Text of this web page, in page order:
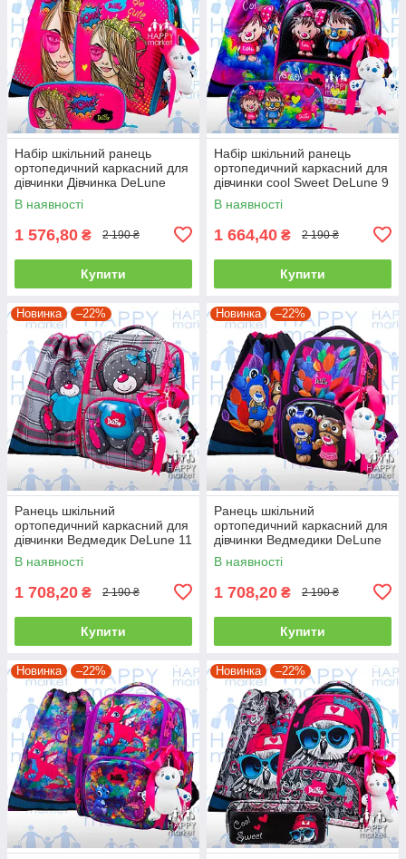
Набір шкільний ранець
ортопедичний каркасний для
дівчинки Дівчинка DeLune
7mini-022
В наявності
1 576,80 ₴ 2 190 ₴
Купити
Набір шкільний ранець
ортопедичний каркасний для
дівчинки cool Sweet DeLune 9
серія 9-125
В наявності
1 664,40 ₴ 2 190 ₴
Купити
Новинка –22%
Ранець шкільний
ортопедичний каркасний для
дівчинки Ведмедик DeLune 11
серія 11-026
В наявності
1 708,20 ₴ 2 190 ₴
Купити
Новинка –22%
Ранець шкільний
ортопедичний каркасний для
дівчинки Ведмедики DeLune
11 серія 11-027
В наявності
1 708,20 ₴ 2 190 ₴
Купити
Новинка –22% Новинка –22%